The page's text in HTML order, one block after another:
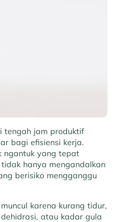
tengah jam produktif
bagi efisiensi kerja.
ngantuk yang tepat
hanya mengandalkan
berisiko mengganggu
karena kurang tidur,
atau kadar gula